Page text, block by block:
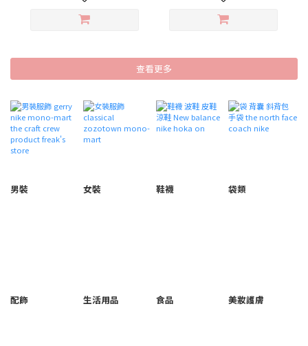
查看更多
男裝 女裝 鞋襪 袋類
配飾 生活用品 食品 美妝護膚